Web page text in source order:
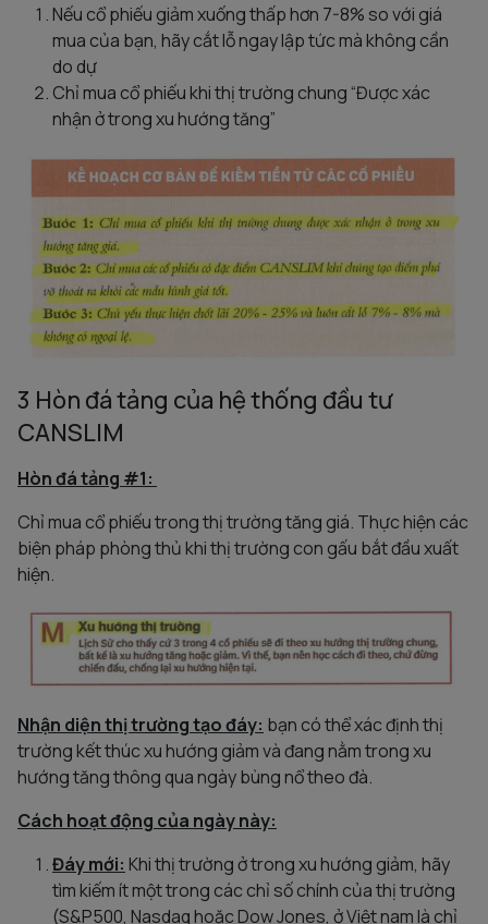
Nếu cổ phiếu giảm xuống thấp hơn 7-8% so với giá
mua của bạn, hãy cắt lỗ ngay lập tức mà không cần
do dự
Chỉ mua cổ phiếu khi thị trường chung “Được xác
nhận ở trong xu hướng tăng”
3 Hòn đá tảng của hệ thống đầu tư
CANSLIM
Hòn đá tảng #1:
Chỉ mua cổ phiếu trong thị trường tăng giá. Thực hiện các
biện pháp phòng thủ khi thị trường con gấu bắt đầu xuất
hiện.
Nhận diện thị trường tạo đáy: bạn có thể xác định thị
trường kết thúc xu hướng giảm và đang nằm trong xu
hướng tăng thông qua ngày bùng nổ theo đà.
Cách hoạt động của ngày này:
Đáy mới: Khi thị trường ở trong xu hướng giảm, hãy
tìm kiếm ít một trong các chỉ số chính của thị trường
(S&P500, Nasdaq hoặc Dow Jones, ở Việt nam là chỉ